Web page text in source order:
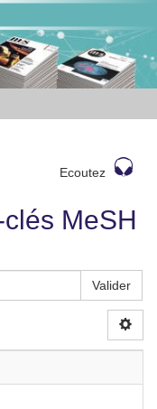
Ecoutez
MeSH
Valider